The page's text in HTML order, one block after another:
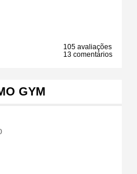
105 avaliações
13 comentários
GYM